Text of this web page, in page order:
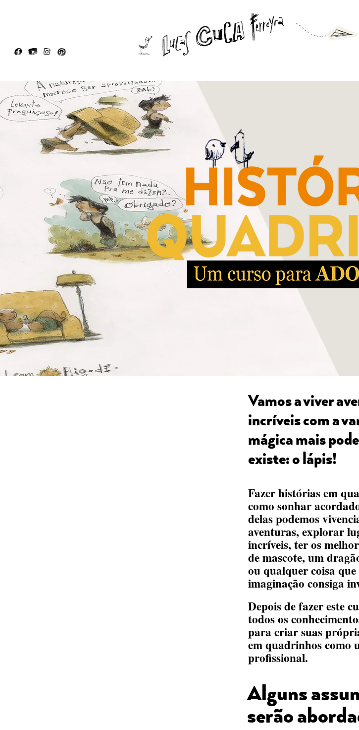
Vamos a viver
incríveis com a
mágica mais
existe: o lápis!
Fazer histórias em
como sonhar
delas podemos
aventuras, explorar
incríveis, ter os
de mascote, um
ou qualquer coisa que
imaginação consiga
Depois de fazer este
todos os
para criar suas
em quadrinhos como
profissional.
Alguns
serão